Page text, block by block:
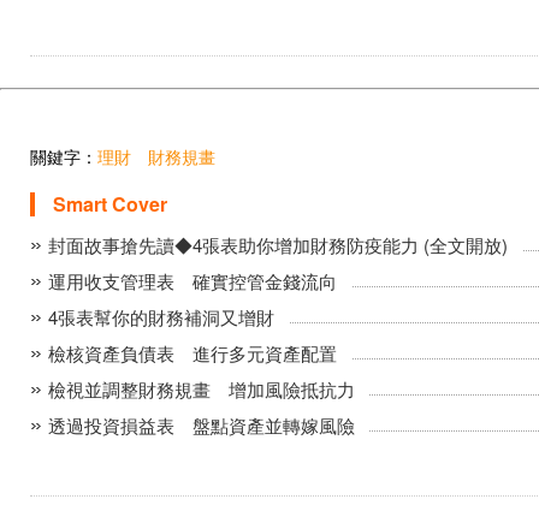
關鍵字： 理財 財務規畫
Smart Cover
封面故事搶先讀◆4張表助你增加財務防疫能力 (全文開放)
運用收支管理表 確實控管金錢流向
4張表幫你的財務補洞又增財
檢核資產負債表 進行多元資產配置
檢視並調整財務規畫 增加風險抵抗力
透過投資損益表 盤點資產並轉嫁風險